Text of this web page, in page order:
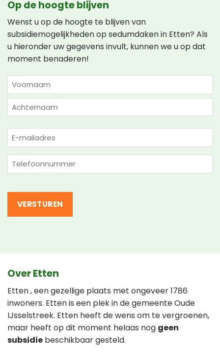
Op de hoogte blijven
Wenst u op de hoogte te blijven van
subsidiemogelijkheden op sedumdaken in Etten? Als
u hieronder uw gegevens invult, kunnen we u op dat
moment benaderen!
NAAM
(VEREIST)
Voornaam
E-
mailadres
(Vereist)
Telefoon
(Vereist)
Over Etten
Etten , een gezellige plaats met ongeveer 1786
inwoners. Etten is een plek in de gemeente Oude
IJsselstreek. Etten heeft de wens om te vergroenen,
maar heeft op dit moment helaas nog geen
subsidie beschikbaar gesteld.